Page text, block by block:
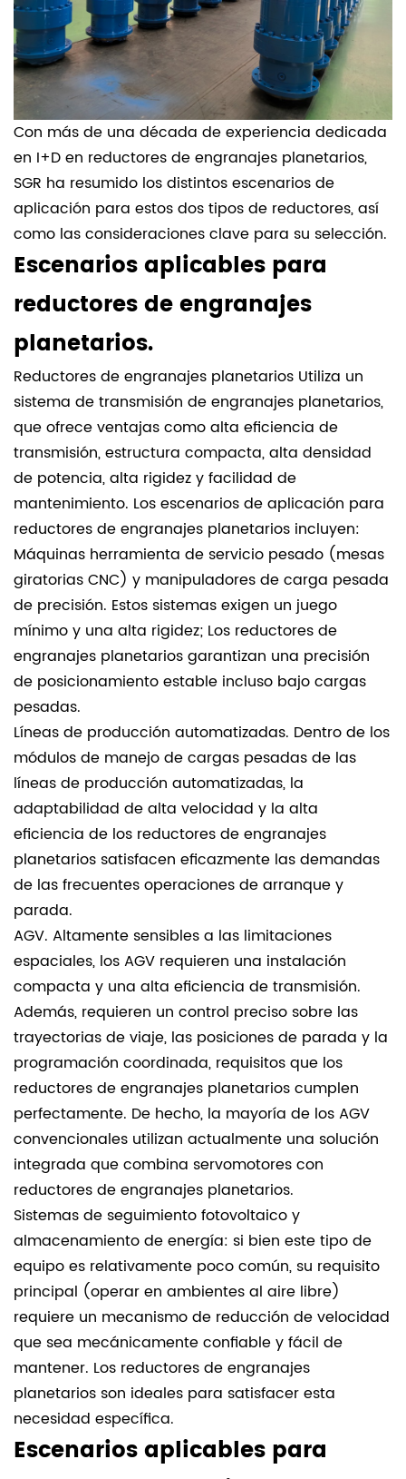
2.1
Consideraciones
para
diferentes
opciones
de
selección
Con más de una década de experiencia dedicada
en I+D en reductores de engranajes planetarios,
SGR ha resumido los distintos escenarios de
aplicación para estos dos tipos de reductores, así
como las consideraciones clave para su selección.
Escenarios aplicables para
reductores de engranajes
planetarios.
Reductores de engranajes planetarios Utiliza un
sistema de transmisión de engranajes planetarios,
que ofrece ventajas como alta eficiencia de
transmisión, estructura compacta, alta densidad
de potencia, alta rigidez y facilidad de
mantenimiento. Los escenarios de aplicación para
reductores de engranajes planetarios incluyen:
Máquinas herramienta de servicio pesado (mesas
giratorias CNC) y manipuladores de carga pesada
de precisión. Estos sistemas exigen un juego
mínimo y una alta rigidez; Los reductores de
engranajes planetarios garantizan una precisión
de posicionamiento estable incluso bajo cargas
pesadas.
Líneas de producción automatizadas. Dentro de los
módulos de manejo de cargas pesadas de las
líneas de producción automatizadas, la
adaptabilidad de alta velocidad y la alta
eficiencia de los reductores de engranajes
planetarios satisfacen eficazmente las demandas
de las frecuentes operaciones de arranque y
parada.
AGV. Altamente sensibles a las limitaciones
espaciales, los AGV requieren una instalación
compacta y una alta eficiencia de transmisión.
Además, requieren un control preciso sobre las
trayectorias de viaje, las posiciones de parada y la
programación coordinada, requisitos que los
reductores de engranajes planetarios cumplen
perfectamente. De hecho, la mayoría de los AGV
convencionales utilizan actualmente una solución
integrada que combina servomotores con
reductores de engranajes planetarios.
Sistemas de seguimiento fotovoltaico y
almacenamiento de energía: si bien este tipo de
equipo es relativamente poco común, su requisito
principal (operar en ambientes al aire libre)
requiere un mecanismo de reducción de velocidad
que sea mecánicamente confiable y fácil de
mantener. Los reductores de engranajes
planetarios son ideales para satisfacer esta
necesidad específica.
Escenarios aplicables para